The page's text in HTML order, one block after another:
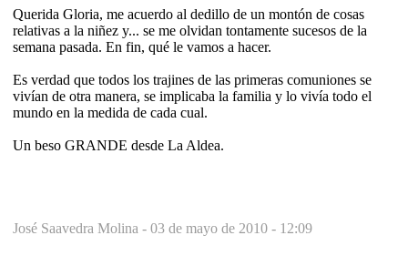
Querida Gloria, me acuerdo al dedillo de un montón de cosas
relativas a la niñez y... se me olvidan tontamente sucesos de la
semana pasada. En fin, qué le vamos a hacer.
Es verdad que todos los trajines de las primeras comuniones se
vivían de otra manera, se implicaba la familia y lo vivía todo el
mundo en la medida de cada cual.
Un beso GRANDE desde La Aldea.
José Saavedra Molina - 03 de mayo de 2010 - 12:09